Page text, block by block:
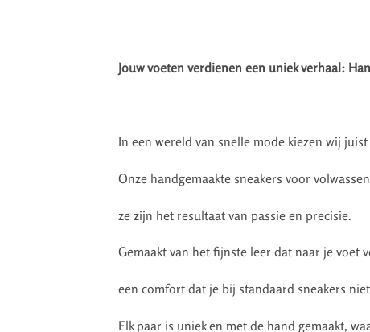
Jouw voeten verdienen een uniek verhaal:
In een wereld van snelle mode kiezen wij
Onze handgemaakte sneakers voor
ze zijn het resultaat van passie en precisie.
Gemaakt van het fijnste leer dat naar je voet
een comfort dat je bij standaard sneakers
Elk paar is uniek en met de hand gemaakt,